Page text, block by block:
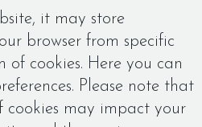
it may store
browser from specific
of cookies. Here you can
Please note that
cookies may impact your